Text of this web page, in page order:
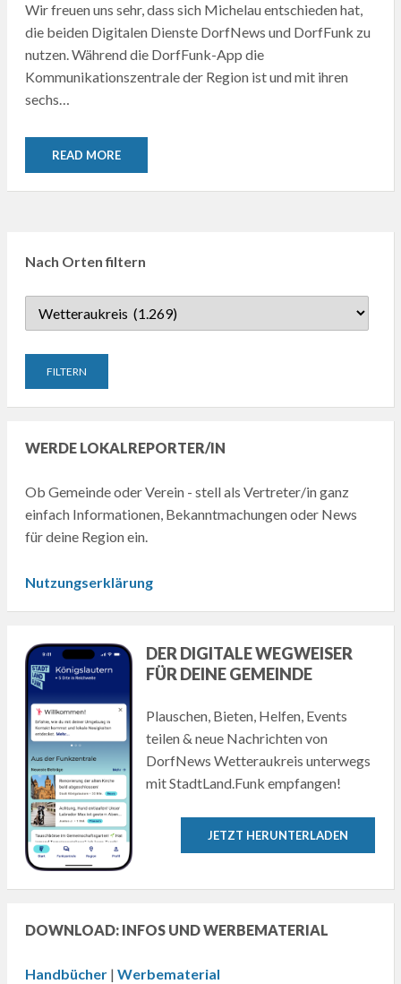
Wir freuen uns sehr, dass sich Michelau entschieden hat,
die beiden Digitalen Dienste DorfNews und DorfFunk zu
nutzen. Während die DorfFunk-App die
Kommunikationszentrale der Region ist und mit ihren
sechs…
READ MORE
Nach Orten filtern
WERDE LOKALREPORTER/IN
Ob Gemeinde oder Verein - stell als Vertreter/in ganz
einfach Informationen, Bekanntmachungen oder News
für deine Region ein.
Nutzungserklärung
DER DIGITALE WEGWEISER
FÜR DEINE GEMEINDE
Plauschen, Bieten, Helfen, Events
teilen & neue Nachrichten von
DorfNews Wetteraukreis unterwegs
mit StadtLand.Funk empfangen!
JETZT HERUNTERLADEN
DOWNLOAD: INFOS UND WERBEMATERIAL
Handbücher| Werbematerial